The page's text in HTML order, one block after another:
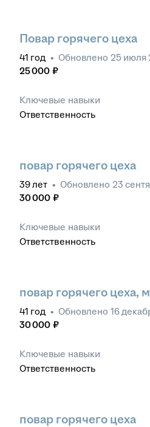
Повар горячего цеха
41 год • Обновлено 25 июля
25 000 ₽
Ключевые навыки
Ответственность
повар горячего цеха
39лет • Обновлено 23
30 000 ₽
Ключевые навыки
Ответственность
повар горячего цеха,
41 год • Обновлено 16
30 000 ₽
Ключевые навыки
Ответственность
повар горячего цеха